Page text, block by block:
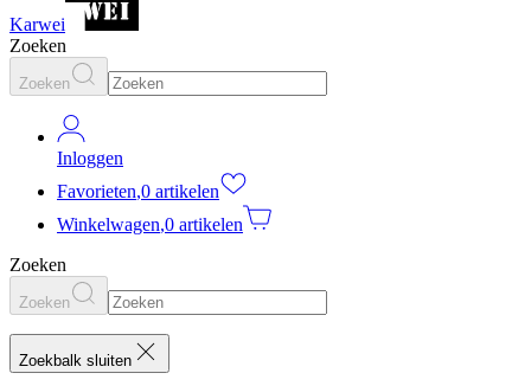
Karwei
Zoeken
Zoeken
Inloggen
Favorieten,0 artikelen
Winkelwagen,0 artikelen
Zoeken
Zoeken
Zoekbalk sluiten